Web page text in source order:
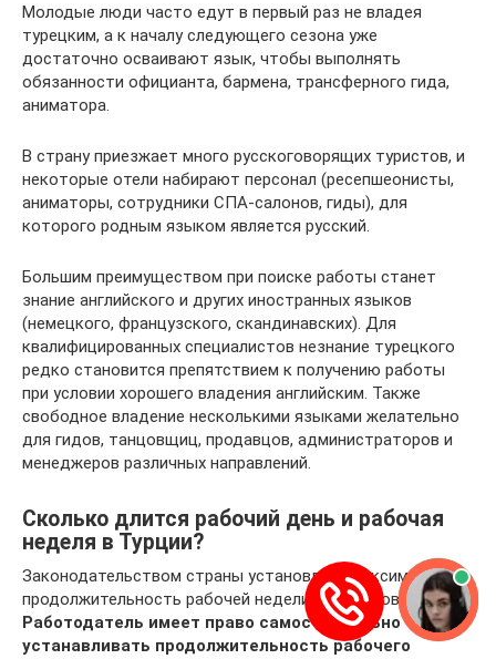
Молодые люди часто едут в первый раз не владея
турецким, а к началу следующего сезона уже
достаточно осваивают язык, чтобы выполнять
обязанности официанта, бармена, трансферного гида,
аниматора.
В страну приезжает много русскоговорящих туристов, и
некоторые отели набирают персонал (ресепшеонисты,
аниматоры, сотрудники СПА-салонов, гиды), для
которого родным языком является русский.
Большим преимуществом при поиске работы станет
знание английского и других иностранных языков
(немецкого, французского, скандинавских). Для
квалифицированных специалистов незнание турецкого
редко становится препятствием к получению работы
при условии хорошего владения английским. Также
свободное владение несколькими языками желательно
для гидов, танцовщиц, продавцов, администраторов и
менеджеров различных направлений.
Сколько длится рабочий день и рабочая
неделя в Турции?
Законодательством страны установлена максимальная
продолжительность рабочей недели — 45 часов.
Работодатель имеет право самостоятельно
устанавливать продолжительность рабочего